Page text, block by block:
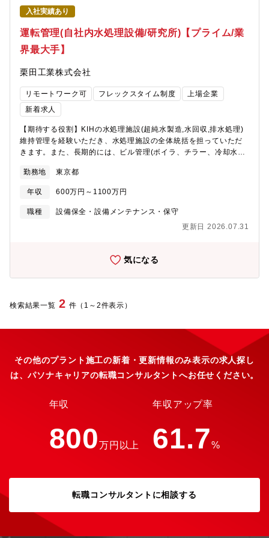
クトの進め方や技術的なアプローチについては現場の裁量が比較
的大きく、ご自身のアイデアや工夫を活かしながら主体的に業務
を推進いただける環境です。一方で、開発方針や仕様の大幅な変
更、コスト・納期に関わる事項など重要な意思決定については、
上長や関係部署と密に連携・相談したうえで方向性を固めて進め
がら着実にプロジェクトを前進させることができます。【取扱製
品/商流/規模】【製品】水中音響関連機器：全周波スキャニングソ
ーナー、３次元ソーナー、ドップラソーナーGNSS関連機器：航
空機搭載、艦船搭載等デジタルマップ機器：3次元デジタルマップ
【商流】エンドユーザー：防衛省様、その他【案件規模】開発期
間：1.5年～2年くらいPJ人員 ：5人～10人【部署】航空・防衛
事業部 開発部 開発1課/開発2課【募集背景】事業拡大のための人
員補充になります。現在、国内防衛予算の増額（GDP比1%から
急成長しています。従来の分野とは異なる新規分野、技術への対
応も増加し、開発案件が数・規模ともに増えている状況です。売
倍を見込んでいます。この急成長に伴い、今後組織をさらに拡大
していこうと考えております。急速に拡大する組織の中で、共に
ロジーであるセンシング（Sensing）、情報処理
（Processing）、情報通信（Communication）の3つの技術に、
事業で培った知識・経験・スキル・ノウハウを生かし、“見えない
安心に繋がる商品・サービスに取り組んでいます。【仕事のやり
ろまで携われるという達成感を得られる点が大きな魅力です。複
数技術や最先端技術を組み合わせた開発に携わり、研究から製品
化まで一貫して経験できます。防衛業界の課題解決に直結するプ
ロジェクトを主導でき、プロジェクトマネジメント力と専門性を
同時に高めることができます。【キャリアパス】開発者として専
次拡大していきます。イメージとしては、新卒例になりますが下
ックレベルの設計5～10年：ユニットレベルの設計10年～ ：シ
ステムレベルの設計
入社実績あり
運転管理(自社内水処理設備/研究所)【プライム/業
界最大手】
栗田工業株式会社
リモートワーク可 フレックスタイム制度
上場企業
新着求人
【期待する役割】KIHの水処理施設(超純水製造,水回収,排水処理)
維持管理を経験いただき、水処理施設の全体統括を担っていただ
きます。また、長期的には、ビル管理(ボイラ、チラー、冷却水等
出も経験いただき、KIH施設全体の統括管理の専門家として活躍い
ただくことを期待しております。【職務内容】KIH施設の維持管
理・水処理施設(超純水製造,水回収,排水処理)・ビル管理(ボイラ、
チラー、冷却水等空調設備、高圧ガス設備等)・主に水処理施設の
含む全体管理※実際のメンテナンス作業は子会社に協力をお願い
究所であり、施設管理は、当社の開発を支えるうえで重要なミッ
ションである。また、KIHは、新たな開発設備を導入する場でもあ
り、水処理の知識、運転管理のノウハウは重要であり、より高度
る。■同社の先行開発・研究を担う拠点にて最適化や安定運転管理
の水処理施設において、様々なトラブルが発生しているが、施設
運営側に水処理施設(超純水製造,水回収,排水処理)の運転管理を経
験した人材が不足している状況です。特に、超純水製造,水回収の
維持管理に必要な知識,ノウハウをもった人材獲得が必要なことか
ら今回新規での採用検討をいたします。※取り組んでいただきた
構成】イノベーション本部 管理部門 業務部 施設管理課4名：57
社員もおりますが、超純水や純水に関する知識/経験は浅く、この
点の専門人材を採用したいと考えております。その他、水処理設
水製造,水回収,排水処理)、ビル管理(ボイラ、チラー、冷却水等空
https://www.kurita-water.com/innovation/kih.html【キャリアパ
ス】■水処理装置の運転最適化から始まり、ビル全体の管理や総務
勤務地 東京都
年収 600万円～1100万円
職種
設備保全・設備メンテナンス・保守
更新日 2026.07.31
気になる
検索結果一覧 2 件（1～2件表示）
その他のプラント施工の新着・更新情報のみ表示の求人探し
は、パソナキャリアの転職コンサルタントへお任せください。
年収
800万円以上
年収アップ率
61.7%
転職コンサルタントに相談する